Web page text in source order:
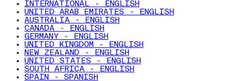
INTERNATIONAL - ENGLISH
UNITED ARAB EMIRATES - ENGLISH
AUSTRALIA - ENGLISH
CANADA - ENGLISH
GERMANY - ENGLISH
UNITED KINGDOM - ENGLISH
NEW ZEALAND - ENGLISH
UNITED STATES - ENGLISH
SOUTH AFRICA - ENGLISH
SPAIN - SPANISH